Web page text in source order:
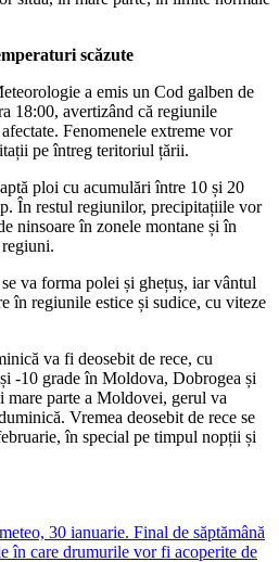
scăzute
a emis un Cod galben de
18:00, avertizând că regiunile
Fenomenele extreme vor
pe întreg teritoriul țării.
ploi cu acumulări între 10 și 20
În restul regiunilor, precipitațiile vor
ninsoare în zonele montane și în
va forma polei și ghețuș, iar vântul
în regiunile estice și sudice, cu viteze
va fi deosebit de rece, cu
-10 grade în Moldova, Dobrogea și
mare parte a Moldovei, gerul va
Vremea deosebit de rece se
în special pe timpul nopții și
30 ianuarie. Final de săptămână
în care drumurile vor fi acoperite de